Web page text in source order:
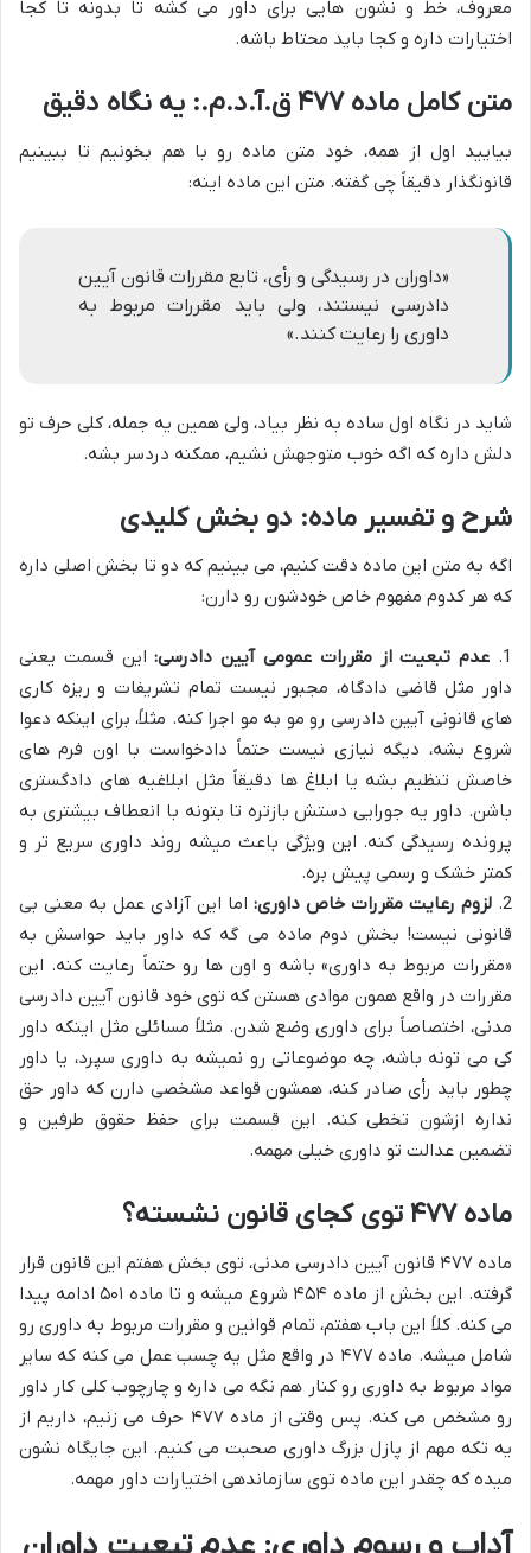
معروف، خط و نشون هایی برای داور می کشه تا بدونه تا کجا
اختیارات داره و کجا باید محتاط باشه.
متن کامل ماده ۴۷۷ ق.آ.د.م.: یه نگاه دقیق
بیایید اول از همه، خود متن ماده رو با هم بخونیم تا ببینیم
قانونگذار دقیقاً چی گفته. متن این ماده اینه:
«داوران در رسیدگی و رأی، تابع مقررات قانون آیین
دادرسی نیستند، ولی باید مقررات مربوط به
داوری را رعایت کنند.»
شاید در نگاه اول ساده به نظر بیاد، ولی همین یه جمله، کلی حرف تو
دلش داره که اگه خوب متوجهش نشیم، ممکنه دردسر بشه.
شرح و تفسیر ماده: دو بخش کلیدی
اگه به متن این ماده دقت کنیم، می بینیم که دو تا بخش اصلی داره
که هر کدوم مفهوم خاص خودشون رو دارن:
1. عدم تبعیت از مقررات عمومی آیین دادرسی:این قسمت یعنی
داور مثل قاضی دادگاه، مجبور نیست تمام تشریفات و ریزه کاری
های قانونی آیین دادرسی رو مو به مو اجرا کنه. مثلاً، برای اینکه دعوا
شروع بشه، دیگه نیازی نیست حتماً دادخواست با اون فرم های
خاصش تنظیم بشه یا ابلاغ ها دقیقاً مثل ابلاغیه های دادگستری
باشن. داور یه جورایی دستش بازتره تا بتونه با انعطاف بیشتری به
پرونده رسیدگی کنه. این ویژگی باعث میشه روند داوری سریع تر و
کمتر خشک و رسمی پیش بره.
2. لزوم رعایت مقررات خاص داوری: اما این آزادی عمل به معنی بی
قانونی نیست! بخش دوم ماده می گه که داور باید حواسش به
«مقررات مربوط به داوری» باشه و اون ها رو حتماً رعایت کنه. این
مقررات در واقع همون موادی هستن که توی خود قانون آیین دادرسی
مدنی، اختصاصاً برای داوری وضع شدن. مثلاً مسائلی مثل اینکه داور
کی می تونه باشه، چه موضوعاتی رو نمیشه به داوری سپرد، یا داور
چطور باید رأی صادر کنه، همشون قواعد مشخصی دارن که داور حق
نداره ازشون تخطی کنه. این قسمت برای حفظ حقوق طرفین و
تضمین عدالت تو داوری خیلی مهمه.
ماده ۴۷۷ توی کجای قانون نشسته؟
ماده ۴۷۷ قانون آیین دادرسی مدنی، توی بخش هفتم این قانون قرار
گرفته. این بخش از ماده ۴۵۴ شروع میشه و تا ماده ۵۰۱ ادامه پیدا
می کنه. کلاً این باب هفتم، تمام قوانین و مقررات مربوط به داوری رو
شامل میشه. ماده ۴۷۷ در واقع مثل یه چسب عمل می کنه که سایر
مواد مربوط به داوری رو کنار هم نگه می داره و چارچوب کلی کار داور
رو مشخص می کنه. پس وقتی از ماده ۴۷۷ حرف می زنیم، داریم از
یه تکه مهم از پازل بزرگ داوری صحبت می کنیم. این جایگاه نشون
میده که چقدر این ماده توی سازماندهی اختیارات داور مهمه.